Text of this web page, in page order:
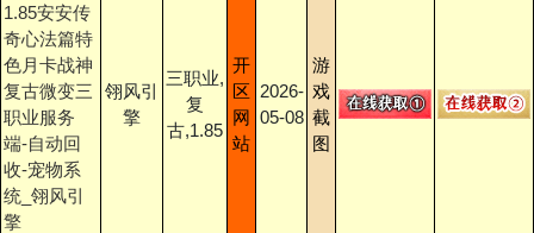
1.85安安传
奇心法篇特
色月卡战神
复古微变三
职业服务
端-自动回
收-宠物系
统_翎风引
擎
翎风引
擎
三职业,
复
古,1.85
开
区
网
站
2026-
05-08
游
戏
截
图